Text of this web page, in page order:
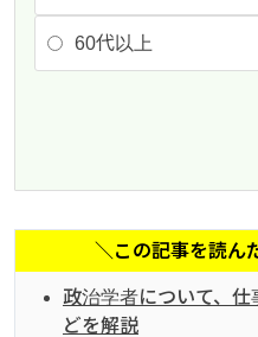
60代以上
＼この記事を読ん
政治学者について、
どを解説